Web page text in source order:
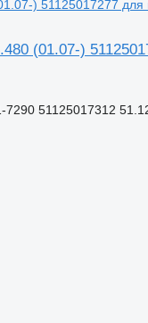
(01.07-)
51125017312